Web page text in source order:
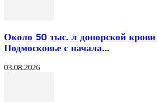
Около 50 тыс. л донорской крови
Подмосковье с начала...
03.08.2026